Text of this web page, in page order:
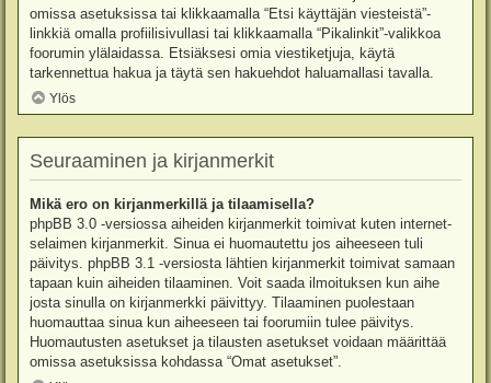
omissa asetuksissa tai klikkaamalla “Etsi käyttäjän viesteistä”-
linkkiä omalla profiilisivullasi tai klikkaamalla “Pikalinkit”-valikkoa
foorumin ylälaidassa. Etsiäksesi omia viestiketjuja, käytä
tarkennettua hakua ja täytä sen hakuehdot haluamallasi tavalla.
Ylös
Seuraaminen ja kirjanmerkit
Mikä ero on kirjanmerkillä ja tilaamisella?
phpBB 3.0 -versiossa aiheiden kirjanmerkit toimivat kuten internet-
selaimen kirjanmerkit. Sinua ei huomautettu jos aiheeseen tuli
päivitys. phpBB 3.1 -versiosta lähtien kirjanmerkit toimivat samaan
tapaan kuin aiheiden tilaaminen. Voit saada ilmoituksen kun aihe
josta sinulla on kirjanmerkki päivittyy. Tilaaminen puolestaan
huomauttaa sinua kun aiheeseen tai foorumiin tulee päivitys.
Huomautusten asetukset ja tilausten asetukset voidaan määrittää
omissa asetuksissa kohdassa “Omat asetukset”.